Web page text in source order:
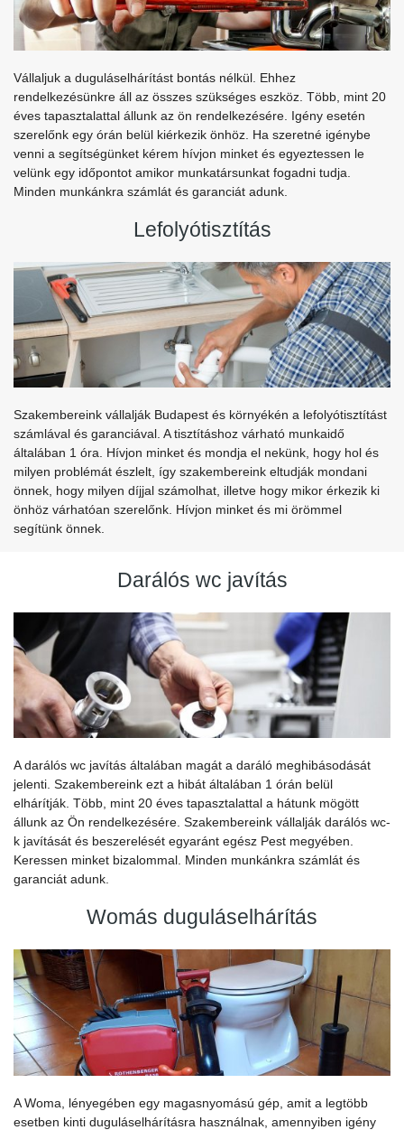
Vállaljuk a duguláselhárítást bontás nélkül. Ehhez
rendelkezésünkre áll az összes szükséges eszköz. Több, mint 20
éves tapasztalattal állunk az ön rendelkezésére. Igény esetén
szerelőnk egy órán belül kiérkezik önhöz. Ha szeretné igénybe
venni a segítségünket kérem hívjon minket és egyeztessen le
velünk egy időpontot amikor munkatársunkat fogadni tudja.
Minden munkánkra számlát és garanciát adunk.
Lefolyótisztítás
Szakembereink vállalják Budapest és környékén a lefolyótisztítást
számlával és garanciával. A tisztításhoz várható munkaidő
általában 1 óra. Hívjon minket és mondja el nekünk, hogy hol és
milyen problémát észlelt, így szakembereink eltudják mondani
önnek, hogy milyen díjjal számolhat, illetve hogy mikor érkezik ki
önhöz várhatóan szerelőnk. Hívjon minket és mi örömmel
segítünk önnek.
Darálós wc javítás
A darálós wc javítás általában magát a daráló meghibásodását
jelenti. Szakembereink ezt a hibát általában 1 órán belül
elhárítják. Több, mint 20 éves tapasztalattal a hátunk mögött
állunk az Ön rendelkezésére. Szakembereink vállalják darálós wc-
k javítását és beszerelését egyaránt egész Pest megyében.
Keressen minket bizalommal. Minden munkánkra számlát és
garanciát adunk.
Womás duguláselhárítás
A Woma, lényegében egy magasnyomású gép, amit a legtöbb
esetben kinti duguláselhárításra használnak, amennyiben igény